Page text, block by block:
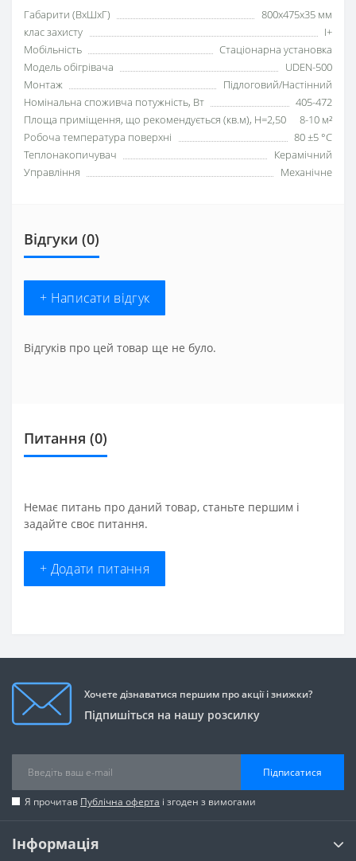
Габарити (ВхШхГ)
800х475х35 мм
клас захисту
I+
Мобільність
Стаціонарна установка
Модель обігрівача
UDEN-500
Монтаж
Підлоговий/Настінний
Номінальна споживча потужність, Вт
405-472
Площа приміщення, що рекомендується (кв.м), H=2,50
8-10 м²
Робоча температура поверхні
80 ±5 °С
Теплонакопичувач
Керамічний
Управління
Механічне
Відгуки (0)
+ Написати відгук
Відгуків про цей товар ще не було.
Питання (0)
Немає питань про даний товар, станьте першим і
задайте своє питання.
+ Додати питання
Хочете дізнаватися першим про акції і знижки?
Підпишіться на нашу розсилку
Підписатися
Я прочитав Публічна оферта і згоден з вимогами
Інформація